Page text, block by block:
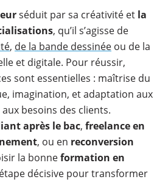
séduit par sa créativité et la
, qu’il s’agisse de
, de la bande dessinée ou de la
et digitale. Pour réussir,
sont essentielles : maîtrise du
imagination, et adaptation aux
besoins des clients.
après le bac, freelance en
, ou en reconversion
la bonneformation en
décisive pour transformer